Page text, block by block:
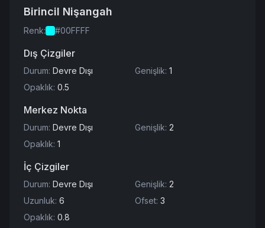
Birincil Nişangah
Renk: #00FFFF
Dış Çizgiler
Durum: Devre Dışı Genişlik: 1
Opaklık: 0.5
Merkez Nokta
Durum: Devre Dışı Genişlik: 2
Opaklık: 1
İç Çizgiler
Durum: Devre Dışı Genişlik: 2
Uzunluk: 6 Ofset: 3
Opaklık: 0.8